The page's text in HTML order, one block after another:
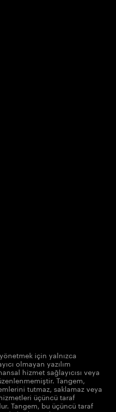
için yalnızca
olmayan yazılım
hizmet sağlayıcısı veya
Tangem,
tutmaz, saklamaz veya
üçüncü taraf
Tangem, bu üçüncü taraf